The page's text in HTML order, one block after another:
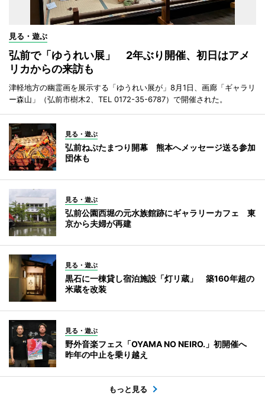
見る・遊ぶ
弘前で「ゆうれい展」 2年ぶり開催、初日はアメ
リカからの来訪も
津軽地方の幽霊画を展示する「ゆうれい展が」8月1日、画廊「ギャラリ
ー森山」（弘前市樹木2、TEL 0172-35-6787）で開催された。
見る・遊ぶ
弘前ねぷたまつり開幕 熊本へメッセージ送る参加
団体も
見る・遊ぶ
弘前公園西堀の元水族館跡にギャラリーカフェ 東
京から夫婦が再建
見る・遊ぶ
黒石に一棟貸し宿泊施設「灯リ蔵」 築160年超の
米蔵を改装
見る・遊ぶ
野外音楽フェス「OYAMA NO NEIRO.」初開催へ
昨年の中止を乗り越え
もっと見る